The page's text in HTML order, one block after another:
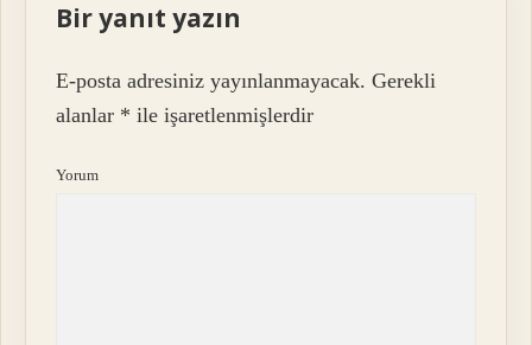
Bir yanıt yazın
E-posta adresiniz yayınlanmayacak. Gerekli
alanlar * ile işaretlenmişlerdir
Yorum